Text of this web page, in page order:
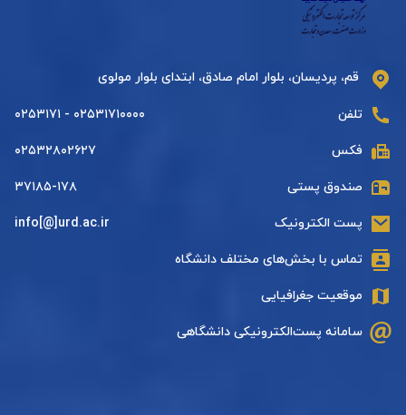
قم، پردیسان، بلوار امام صادق، ابتدای بلوار مولوی
تلفن ۰۲۵۳۱۷۱۰۰۰۰ - ۰۲۵۳۱۷۱
فکس ۰۲۵۳۲۸۰۲۶۲۷
صندوق پستی ۳۷۱۸۵-۱۷۸
پست الکترونیک info[@]urd.ac.ir
تماس با بخش‌های مختلف دانشگاه
موقعیت جغرافیایی
سامانه پست‌الکترونیکی دانشگاهی